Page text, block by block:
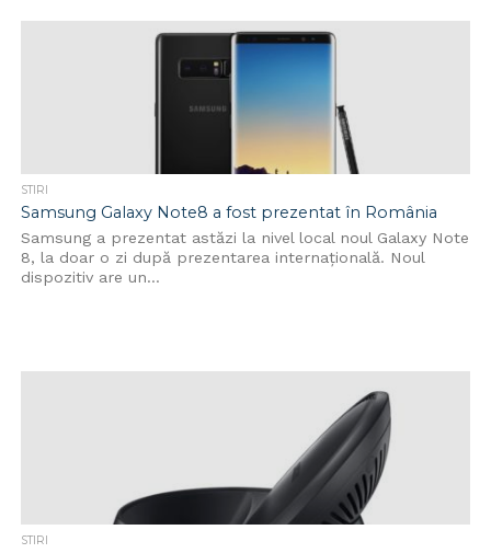
STIRI
Samsung Galaxy Note8 a fost prezentat în România
Samsung a prezentat astăzi la nivel local noul Galaxy Note
8, la doar o zi după prezentarea internațională. Noul
dispozitiv are un...
STIRI